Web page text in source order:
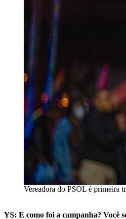
Vereadora do PSOL é primeira
YS: E como foi a campanha? Você